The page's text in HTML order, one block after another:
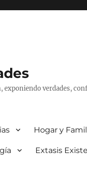
verdades,
Hogar y
Extasis